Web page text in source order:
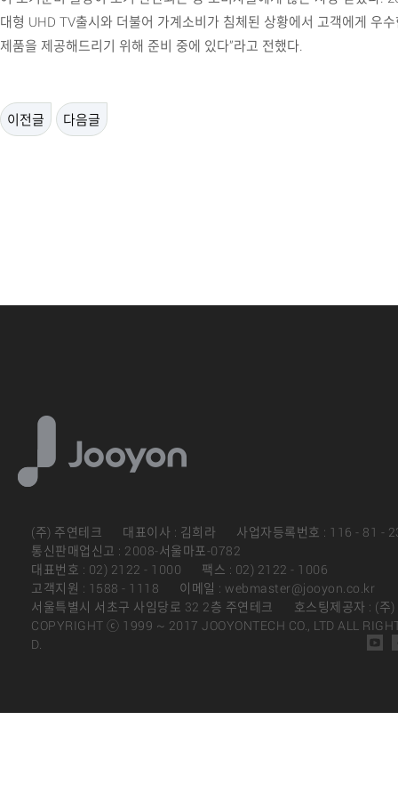
대형 UHD TV출시와 더불어 가계소비가 침체된 상황에서 고객에게 우
제품을 제공해드리기 위해 준비 중에 있다”라고 전했다.
이전글 다음글
(주) 주연테크 대표이사 : 김희라
사업자등록번호 : 116 - 81 -
통신판매업신고 : 2008-서울마포-0782
대표번호 : 02) 2122 - 1000
팩스 : 02) 2122 - 1006
고객지원 : 1588 - 1118
이메일 : webmaster@jooyon.co.kr
서울특별시 서초구 사임당로 32 2층 주연테크
호스팅제공자 : (주
COPYRIGHT ⓒ 1999 ~ 2017 JOOYONTECH CO., LTD ALL
D.